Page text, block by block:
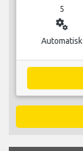
5
miscellaneous_services
Automatisk